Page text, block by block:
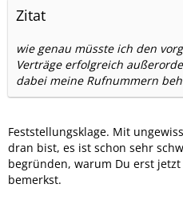
Zitat
wie genau müsste ich den
Verträge erfolgreich
dabei meine Rufnummern
Feststellungsklage. Mit
dran bist, es ist schon sehr
begründen, warum Du erst
bemerkst.